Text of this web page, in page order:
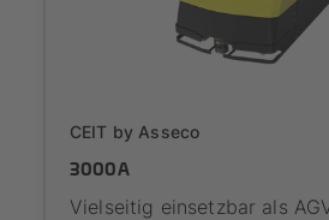
CEIT by Asseco
3000A
Vielseitig einsetzbar als